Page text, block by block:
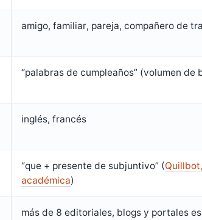
amigo, familiar, pareja, compañero de
“palabras de cumpleaños” (volumen de
inglés, francés
“que + presente de subjuntivo” (
académica)
más de 8 editoriales, blogs y portales